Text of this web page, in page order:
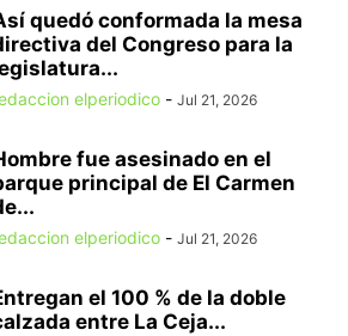
quedó conformada la mesa
del Congreso para la
elperiodico - Jul 21, 2026
fue asesinado en el
principal de El Carmen
elperiodico - Jul 21, 2026
el 100 % de la doble
entre La Ceja...